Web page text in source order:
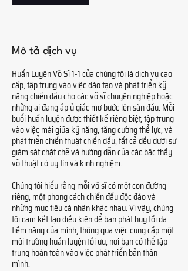
Mô tả dịch vụ
Huấn Luyện Võ Sĩ 1-1 của chúng tôi là dịch vụ cao
cấp, tập trung vào việc đào tạo và phát triển kỹ
năng chiến đấu cho các võ sĩ chuyên nghiệp hoặc
những ai đang ấp ủ giấc mơ bước lên sàn đấu. Mỗi
buổi huấn luyện được thiết kế riêng biệt, tập trung
vào việc mài giũa kỹ năng, tăng cường thể lực, và
phát triển chiến thuật chiến đấu, tất cả đều dưới sự
giám sát chặt chẽ và hướng dẫn của các bậc thầy
võ thuật có uy tín và kinh nghiệm.
Chúng tôi hiểu rằng mỗi võ sĩ có một con đường
riêng, một phong cách chiến đấu độc đáo và
những mục tiêu cá nhân khác nhau. Vì vậy, chúng
tôi cam kết tạo điều kiện để bạn phát huy tối đa
tiềm năng của mình, thông qua việc cung cấp một
môi trường huấn luyện tối ưu, nơi bạn có thể tập
trung hoàn toàn vào việc phát triển bản thân
mình.